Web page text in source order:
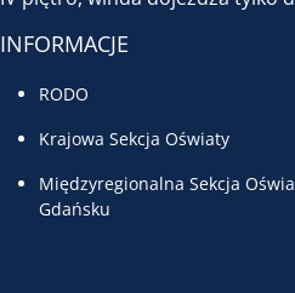
INFORMACJE
RODO
Krajowa Sekcja Oświaty
Międzyregionalna Sekcja
Gdańsku